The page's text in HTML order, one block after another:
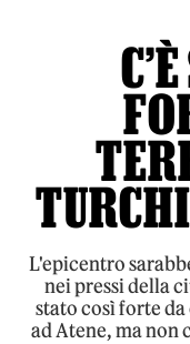
L'epicentro
nei pressi della
stato così forte da
ad Atene, ma non